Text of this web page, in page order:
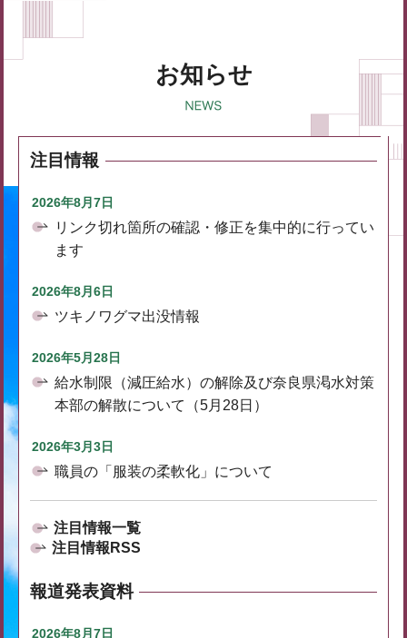
お知らせ
注目情報
2026年8月7日
リンク切れ箇所の確認・修正を集中的に行ってい
ます
2026年8月6日
ツキノワグマ出没情報
2026年5月28日
給水制限（減圧給水）の解除及び奈良県渇水対策
本部の解散について（5月28日）
2026年3月3日
職員の「服装の柔軟化」について
注目情報一覧
注目情報RSS
報道発表資料
2026年8月7日